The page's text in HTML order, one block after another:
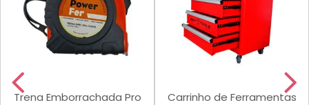
Trena Emborrachada Pro
Carrinho de Ferramentas